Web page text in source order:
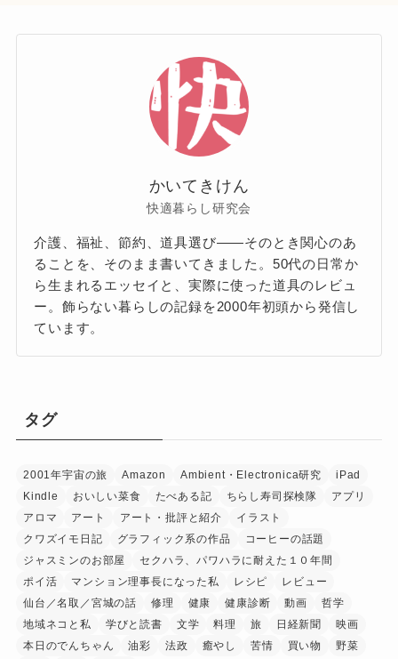
かいてきけん
快適暮らし研究会
介護、福祉、節約、道具選び——そのとき関心のあ
ることを、そのまま書いてきました。50代の日常か
ら生まれるエッセイと、実際に使った道具のレビュ
ー。飾らない暮らしの記録を2000年初頭から発信し
ています。
タグ
2001年宇宙の旅 Amazon Ambient・Electronica研究
iPad
Kindle
おいしい菜食 たべある記 ちらし寿司探検隊
アプリ
アロマ
アート アート・批評と紹介
イラスト
クワズイモ日記
グラフィック系の作品
コーヒーの話題
ジャスミンのお部屋
セクハラ、パワハラに耐えた１０年間
ポイ活
マンション理事長になった私 レシピ
レビュー
仙台／名取／宮城の話
修理 健康 健康診断 動画
哲学
地域ネコと私
学びと読書 文学 料理 旅 日経新聞
映画
本日のでんちゃん
油彩 法政 癒やし 苦情 買い物
野菜